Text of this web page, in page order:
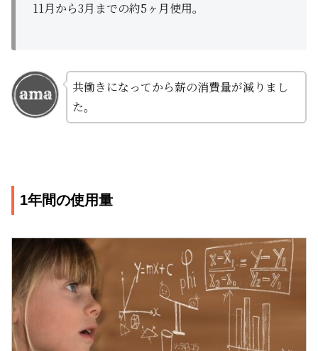
11月から3月までの約5ヶ月使用。
共働きになってから薪の消費量が減りまし
た。
1年間の使用量